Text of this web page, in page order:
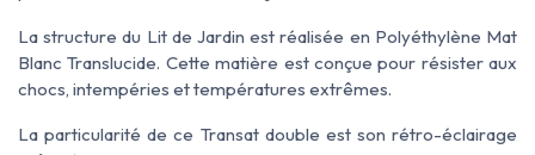
La structure du Lit de Jardin est réalisée en Polyéthylène Mat
Blanc Translucide. Cette matière est conçue pour résister aux
chocs, intempéries et températures extrêmes.
La particularité de ce Transat double est son rétro-éclairage